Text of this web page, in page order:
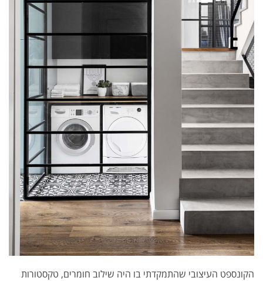
הקונספט העיצובי שהתמקדתי בו היה שילוב חומרים, טקסטורות